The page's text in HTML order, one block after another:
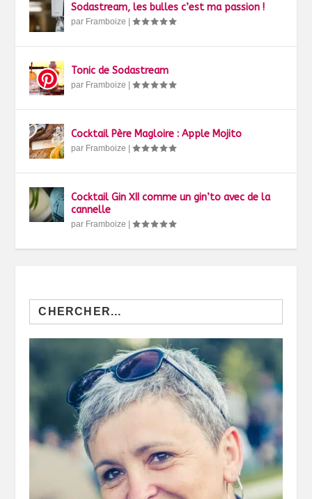
Sodastream, les bulles c’est ma passion !
par Framboize |
Tonic de Sodastream
par Framboize |
Cocktail Père Magloire : Apple Mojito
par Framboize |
Cocktail Gin XII comme un gin’to avec de la
cannelle
par Framboize |
Search
for: